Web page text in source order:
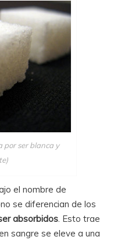
por ser blanca y
el nombre de
se diferencian de los
absorbidos. Esto trae
sangre se eleve a una